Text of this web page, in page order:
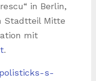
in Berlin,
Stadtteil Mitte
mit
.
s-